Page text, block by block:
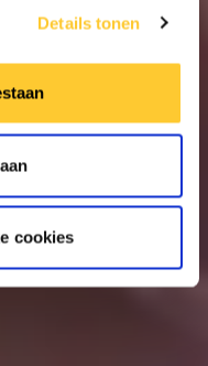
Details tonen
cookies